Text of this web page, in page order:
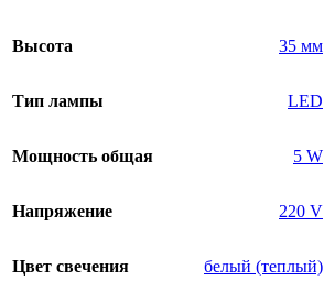
Высота 35 мм
Тип лампы LED
Мощность общая 5 W
Напряжение 220 V
Цвет свечения белый (теплый)